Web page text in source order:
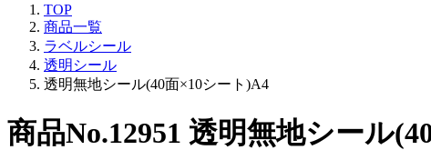
TOP
商品一覧
ラベルシール
透明シール
透明無地シール(40面×10シート)A4
商品No.12951 透明無地シール